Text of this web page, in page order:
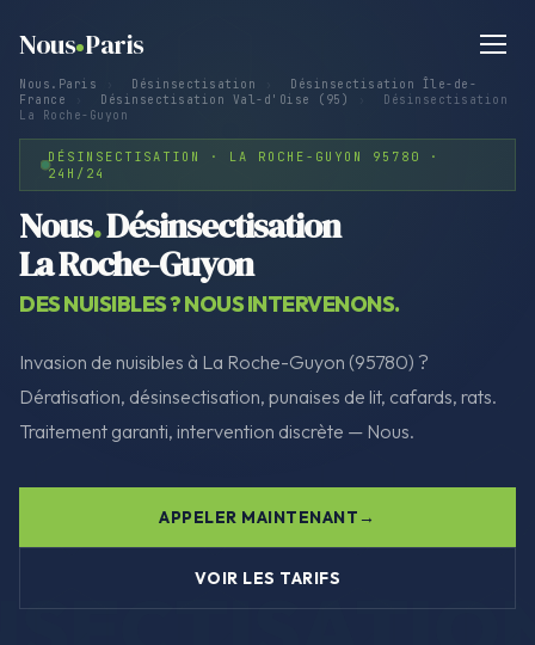
Nous Paris
Nous.Paris Désinsectisation
Désinsectisation Île-de-
France
Désinsectisation Val-d'Oise (95)
Désinsectisation
La Roche-Guyon
DÉSINSECTISATION · LA ROCHE-GUYON 95780 ·
24H/24
Nous.Désinsectisation
La Roche-Guyon
DES NUISIBLES ? NOUS INTERVENONS.
Invasion de nuisibles à La Roche-Guyon (95780) ?
Dératisation, désinsectisation, punaises de lit, cafards, rats.
Traitement garanti, intervention discrète — Nous.
APPELER MAINTENANT
VOIR LES TARIFS